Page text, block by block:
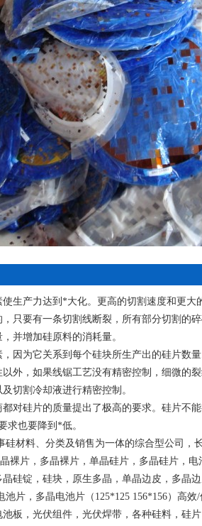
生产力达到*大化。更高的切割速度和更
只要有一条切割线断裂，所有部分切割的
并增加硅原料的消耗量。
因为它关系到每个硅块所生产出的硅片数
外，如果线锯工艺没有精密控制，细微的
切割冷却液进行精密控制。
对硅片的质量提出了极高的要求。硅片不
求也要降到*低。
材料、分类及销售为一体的综合型公司，
裸片，多晶裸片，单晶硅片，多晶硅片，
硅锭，硅块，原生多晶，单晶边皮，多晶
片，多晶电池片（125*125 156*156）高
板，光伏组件，光伏焊带，各种硅料，硅